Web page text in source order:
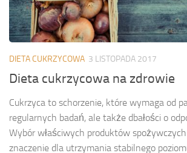
DIETA CUKRZYCOWA 3 LISTOPADA 2017
Dieta cukrzycowa na zdrowie
Cukrzyca to schorzenie, które wymaga od
regularnych badań, ale także dbałości o
Wybór właściwych produktów
znaczenie dla utrzymania stabilnego